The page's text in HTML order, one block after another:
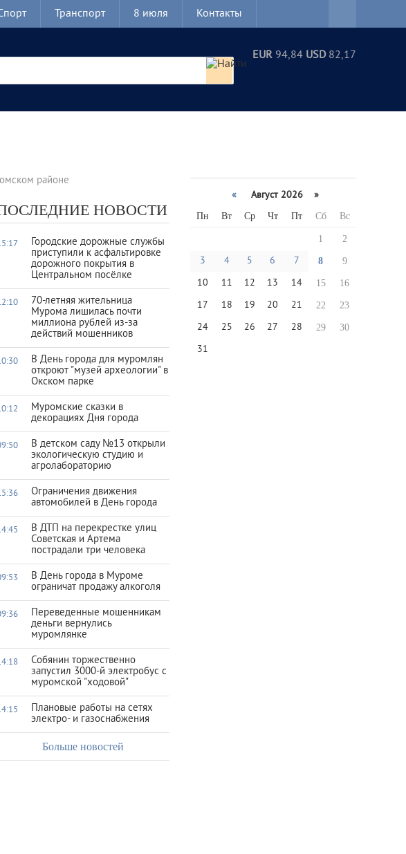
Транспорт 8 июля Контакты
EUR 94,84 USD82,17
районе
НОВОСТИ
Городские дорожные службы
приступили к асфальтировке
дорожного покрытия в
Центральном посёлке
70-летняя жительница
Мурома лишилась почти
миллиона рублей из-за
действий мошенников
В День города для муромлян
откроют "музей археологии" в
Окском парке
Муромские сказки в
декорациях Дня города
В детском саду №13 открыли
экологическую студию и
агролабораторию
Ограничения движения
автомобилей в День города
В ДТП на перекрестке улиц
Советская и Артема
пострадали три человека
В День города в Муроме
ограничат продажу алкоголя
Переведенные мошенникам
деньги вернулись
муромлянке
Собянин торжественно
запустил 3000-й электробус с
муромской "ходовой"
Плановые работы на сетях
электро- и газоснабжения
Больше новостей
« Август 2026 »
Пн Вт Ср Чт Пт Сб Вс
1 2
3 4 5 6 7 8 9
10 11 12 13 14 15 16
17 18 19 20 21 22 23
24 25 26 27 28 29 30
31